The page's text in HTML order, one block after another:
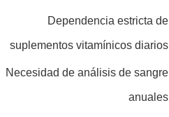
Dependencia estricta de
suplementos vitamínicos diarios
Necesidad de análisis de sangre
anuales